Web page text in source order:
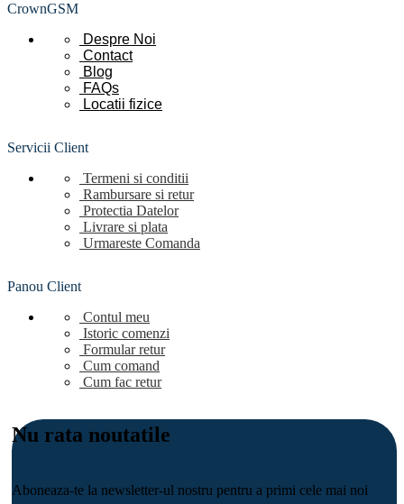
CrownGSM
Despre Noi
Contact
Blog
FAQs
Locatii fizice
Servicii Client
Termeni si conditii
Rambursare si retur
Protectia Datelor
Livrare si plata
Urmareste Comanda
Panou Client
Contul meu
Istoric comenzi
Formular retur
Cum comand
Cum fac retur
Nu rata noutatile
Aboneaza-te la newsletter-ul nostru pentru a primi cele mai noi